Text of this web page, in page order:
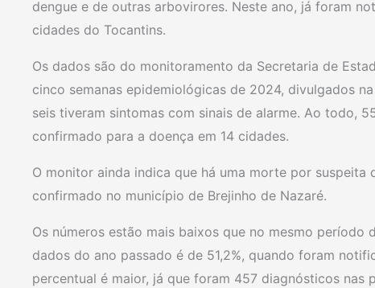
dengue e de outras arbovirores. Neste ano, já foram
cidades do Tocantins.
Os dados são do monitoramento da Secretaria de
cinco semanas epidemiológicas de 2024, divulgados
seis tiveram sintomas com sinais de alarme. Ao todo,
confirmado para a doença em 14 cidades.
O monitor ainda indica que há uma morte por
confirmado no município de Brejinho de Nazaré.
Os números estão mais baixos que no mesmo período
dados do ano passado é de 51,2%, quando foram
percentual é maior, já que foram 457 diagnósticos nas